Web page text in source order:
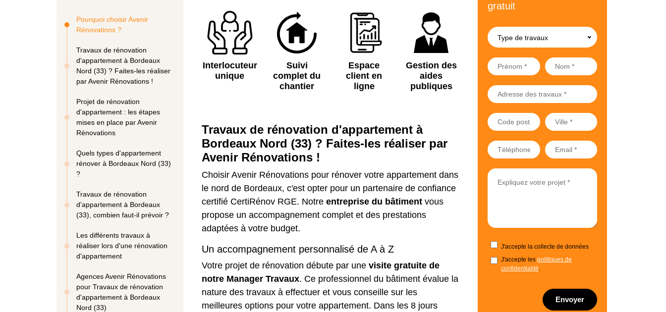
Pourquoi choisir Avenir
Rénovations ?
Travaux de rénovation
d'appartement à Bordeaux
Nord (33) ? Faites-les réaliser
par Avenir Rénovations !
Projet de rénovation
d'appartement : les étapes
mises en place par Avenir
Rénovations
Quels types d'appartement
rénover à Bordeaux Nord (33)
?
Travaux de rénovation
d'appartement à Bordeaux
(33), combien faut-il prévoir ?
Les différents travaux à
réaliser lors d'une rénovation
d'appartement
Agences Avenir Rénovations
pour Travaux de rénovation
d'appartement à Bordeaux
Nord (33)
Interlocuteur
unique
Suivi
complet du
chantier
Espace
client en
ligne
Gestion des
aides
publiques
Travaux de rénovation d'appartement à
Bordeaux Nord (33) ? Faites-les réaliser par
Avenir Rénovations !
Choisir Avenir Rénovations pour rénover votre appartement dans
le nord de Bordeaux, c'est opter pour un partenaire de confiance
certifié CertiRénov RGE. Notre entreprise du bâtiment vous
propose un accompagnement complet et des prestations
adaptées à votre budget.
Un accompagnement personnalisé de A à Z
Votre projet de rénovation débute par une visite gratuite de
notre Manager Travaux. Ce professionnel du bâtiment évalue la
nature des travaux à effectuer et vous conseille sur les
meilleures options pour votre appartement. Dans les 8 jours
gratuit
Type de travaux
J'accepte la collecte de données
J'accepte les politiques de
confidentialité.
Envoyer